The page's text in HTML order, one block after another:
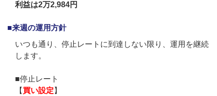
利益は2万2,984円
■来週の運用方針
いつも通り、停止レートに到達しない限り、運用を継続
します。
■停止レート
【 買い設定 】